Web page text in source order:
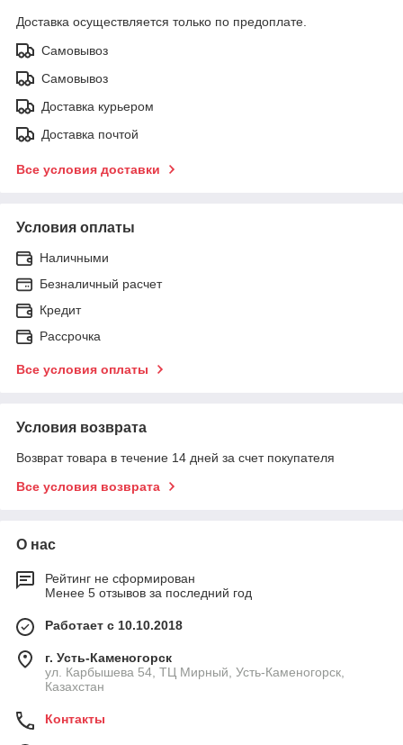
Доставка осуществляется только по предоплате.
Самовывоз
Самовывоз
Доставка курьером
Доставка почтой
Все условия доставки
Условия оплаты
Наличными
Безналичный расчет
Кредит
Рассрочка
Все условия оплаты
Условия возврата
Возврат товара в течение 14 дней за счет покупателя
Все условия возврата
О нас
Рейтинг не сформирован
Менее 5 отзывов за последний год
Работает с 10.10.2018
г. Усть-Каменогорск
ул. Карбышева 54, ТЦ Мирный, Усть-Каменогорск,
Казахстан
Контакты